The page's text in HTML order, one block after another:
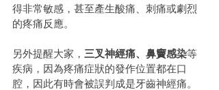
得非常敏感，甚至產生酸痛、刺痛或劇烈
的疼痛反應。
另外提醒大家， 三叉神經痛、鼻竇感染等
疾病，因為疼痛症狀的發作位置都在口
腔，因此有時會被誤判成是牙齒神經痛。